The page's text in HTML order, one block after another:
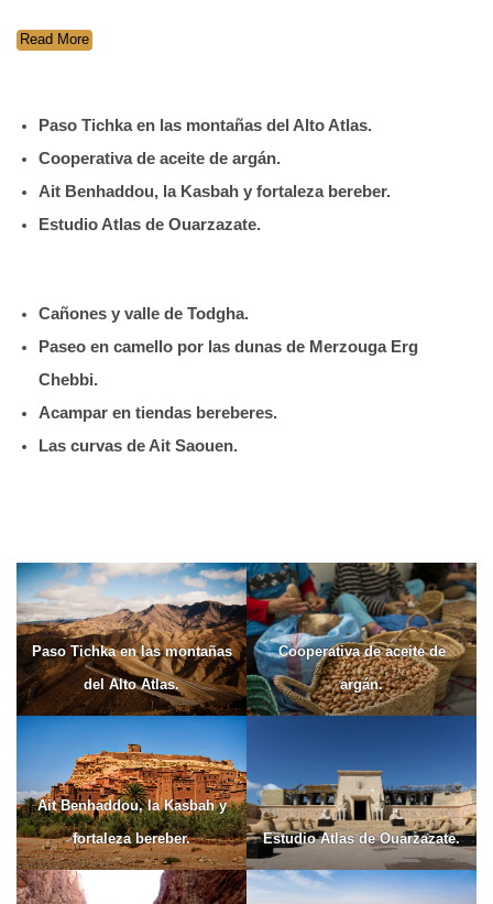
Read More
Paso Tichka en las montañas del Alto Atlas.
Cooperativa de aceite de argán.
Ait Benhaddou, la Kasbah y fortaleza bereber.
Estudio Atlas de Ouarzazate.
Cañones y valle de Todgha.
Paseo en camello por las dunas de Merzouga Erg
Chebbi.
Acampar en tiendas bereberes.
Las curvas de Ait Saouen.
Paso Tichka en las montañas
del Alto Atlas.
Cooperativa de aceite de
argán.
Ait Benhaddou, la Kasbah y
fortaleza bereber.
Estudio Atlas de Ouarzazate.